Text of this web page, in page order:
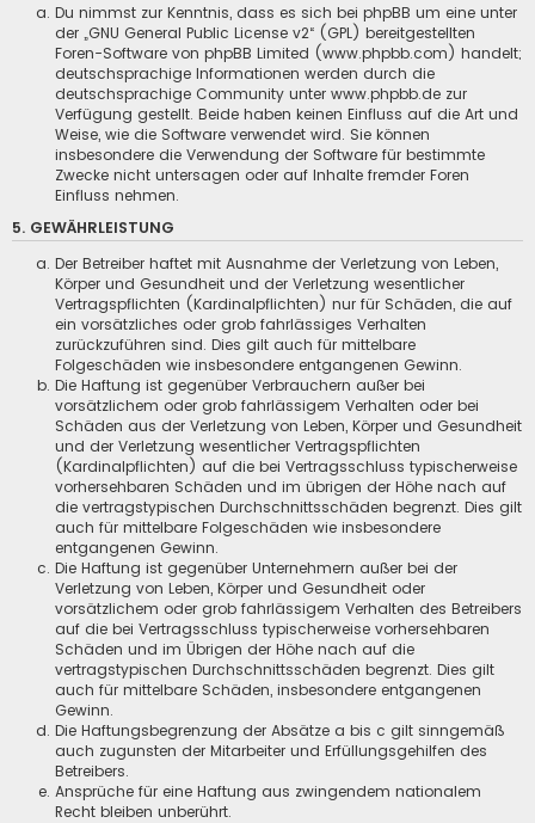
Du nimmst zur Kenntnis, dass es sich bei phpBB um eine unter
der „GNU General Public License v2“ (GPL) bereitgestellten
Foren-Software von phpBB Limited (www.phpbb.com) handelt;
deutschsprachige Informationen werden durch die
deutschsprachige Community unter www.phpbb.de zur
Verfügung gestellt. Beide haben keinen Einfluss auf die Art und
Weise, wie die Software verwendet wird. Sie können
insbesondere die Verwendung der Software für bestimmte
Zwecke nicht untersagen oder auf Inhalte fremder Foren
Einfluss nehmen.
5. GEWÄHRLEISTUNG
Der Betreiber haftet mit Ausnahme der Verletzung von Leben,
Körper und Gesundheit und der Verletzung wesentlicher
Vertragspflichten (Kardinalpflichten) nur für Schäden, die auf
ein vorsätzliches oder grob fahrlässiges Verhalten
zurückzuführen sind. Dies gilt auch für mittelbare
Folgeschäden wie insbesondere entgangenen Gewinn.
Die Haftung ist gegenüber Verbrauchern außer bei
vorsätzlichem oder grob fahrlässigem Verhalten oder bei
Schäden aus der Verletzung von Leben, Körper und Gesundheit
und der Verletzung wesentlicher Vertragspflichten
(Kardinalpflichten) auf die bei Vertragsschluss typischerweise
vorhersehbaren Schäden und im übrigen der Höhe nach auf
die vertragstypischen Durchschnittsschäden begrenzt. Dies gilt
auch für mittelbare Folgeschäden wie insbesondere
entgangenen Gewinn.
Die Haftung ist gegenüber Unternehmern außer bei der
Verletzung von Leben, Körper und Gesundheit oder
vorsätzlichem oder grob fahrlässigem Verhalten des Betreibers
auf die bei Vertragsschluss typischerweise vorhersehbaren
Schäden und im Übrigen der Höhe nach auf die
vertragstypischen Durchschnittsschäden begrenzt. Dies gilt
auch für mittelbare Schäden, insbesondere entgangenen
Gewinn.
Die Haftungsbegrenzung der Absätze a bis c gilt sinngemäß
auch zugunsten der Mitarbeiter und Erfüllungsgehilfen des
Betreibers.
Ansprüche für eine Haftung aus zwingendem nationalem
Recht bleiben unberührt.